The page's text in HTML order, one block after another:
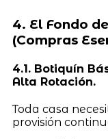
4. El Fondo
(Compras
4.1. Botiquín
Alta Rotación.
Toda casa
provisión